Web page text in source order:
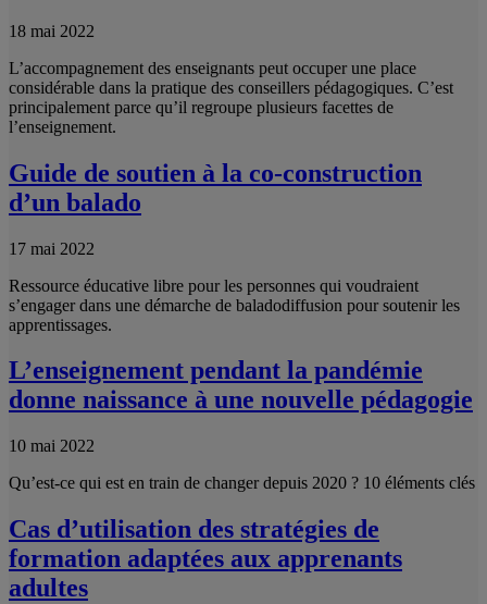
18 mai 2022
L’accompagnement des enseignants peut occuper une place
considérable dans la pratique des conseillers pédagogiques. C’est
principalement parce qu’il regroupe plusieurs facettes de
l’enseignement.
Guide de soutien à la co-construction
d’un balado
17 mai 2022
Ressource éducative libre pour les personnes qui voudraient
s’engager dans une démarche de baladodiffusion pour soutenir les
apprentissages.
L’enseignement pendant la pandémie
donne naissance à une nouvelle pédagogie
10 mai 2022
Qu’est-ce qui est en train de changer depuis 2020 ? 10 éléments clés
Cas d’utilisation des stratégies de
formation adaptées aux apprenants
adultes